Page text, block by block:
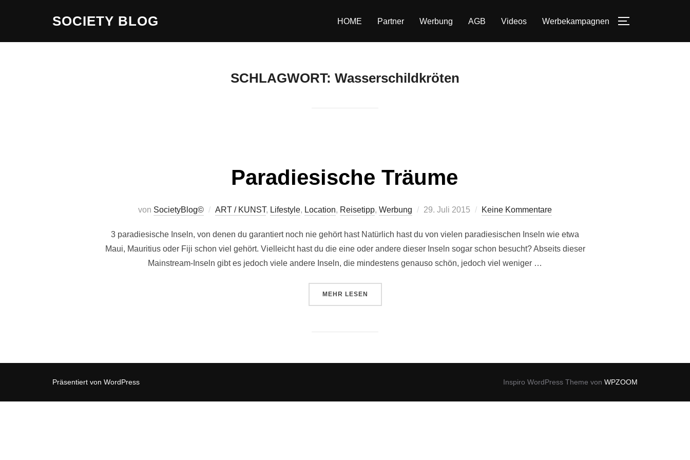
SOCIETY BLOG HOME Partner Werbung AGB Videos Werbekampagnen
SCHLAGWORT: Wasserschildkröten
Paradiesische Träume
von SocietyBlog© ART / KUNST, Lifestyle, Location, Reisetipp, Werbung
Veröffentlicht
29. Juli 2015 Keine Kommentare
3 paradiesische Inseln, von denen du garantiert noch nie gehört hast Natürlich hast du von vielen paradiesischen Inseln wie etwa
Maui, Mauritius oder Fiji schon viel gehört. Vielleicht hast du die eine oder andere dieser Inseln sogar schon besucht? Abseits dieser
Mainstream-Inseln gibt es jedoch viele andere Inseln, die mindestens genauso schön, jedoch viel weniger …
MEHR ÜBER „PARADIESISCHE TRÄUME“
LESEN
Präsentiert von WordPress Inspiro WordPress Theme von WPZOOM